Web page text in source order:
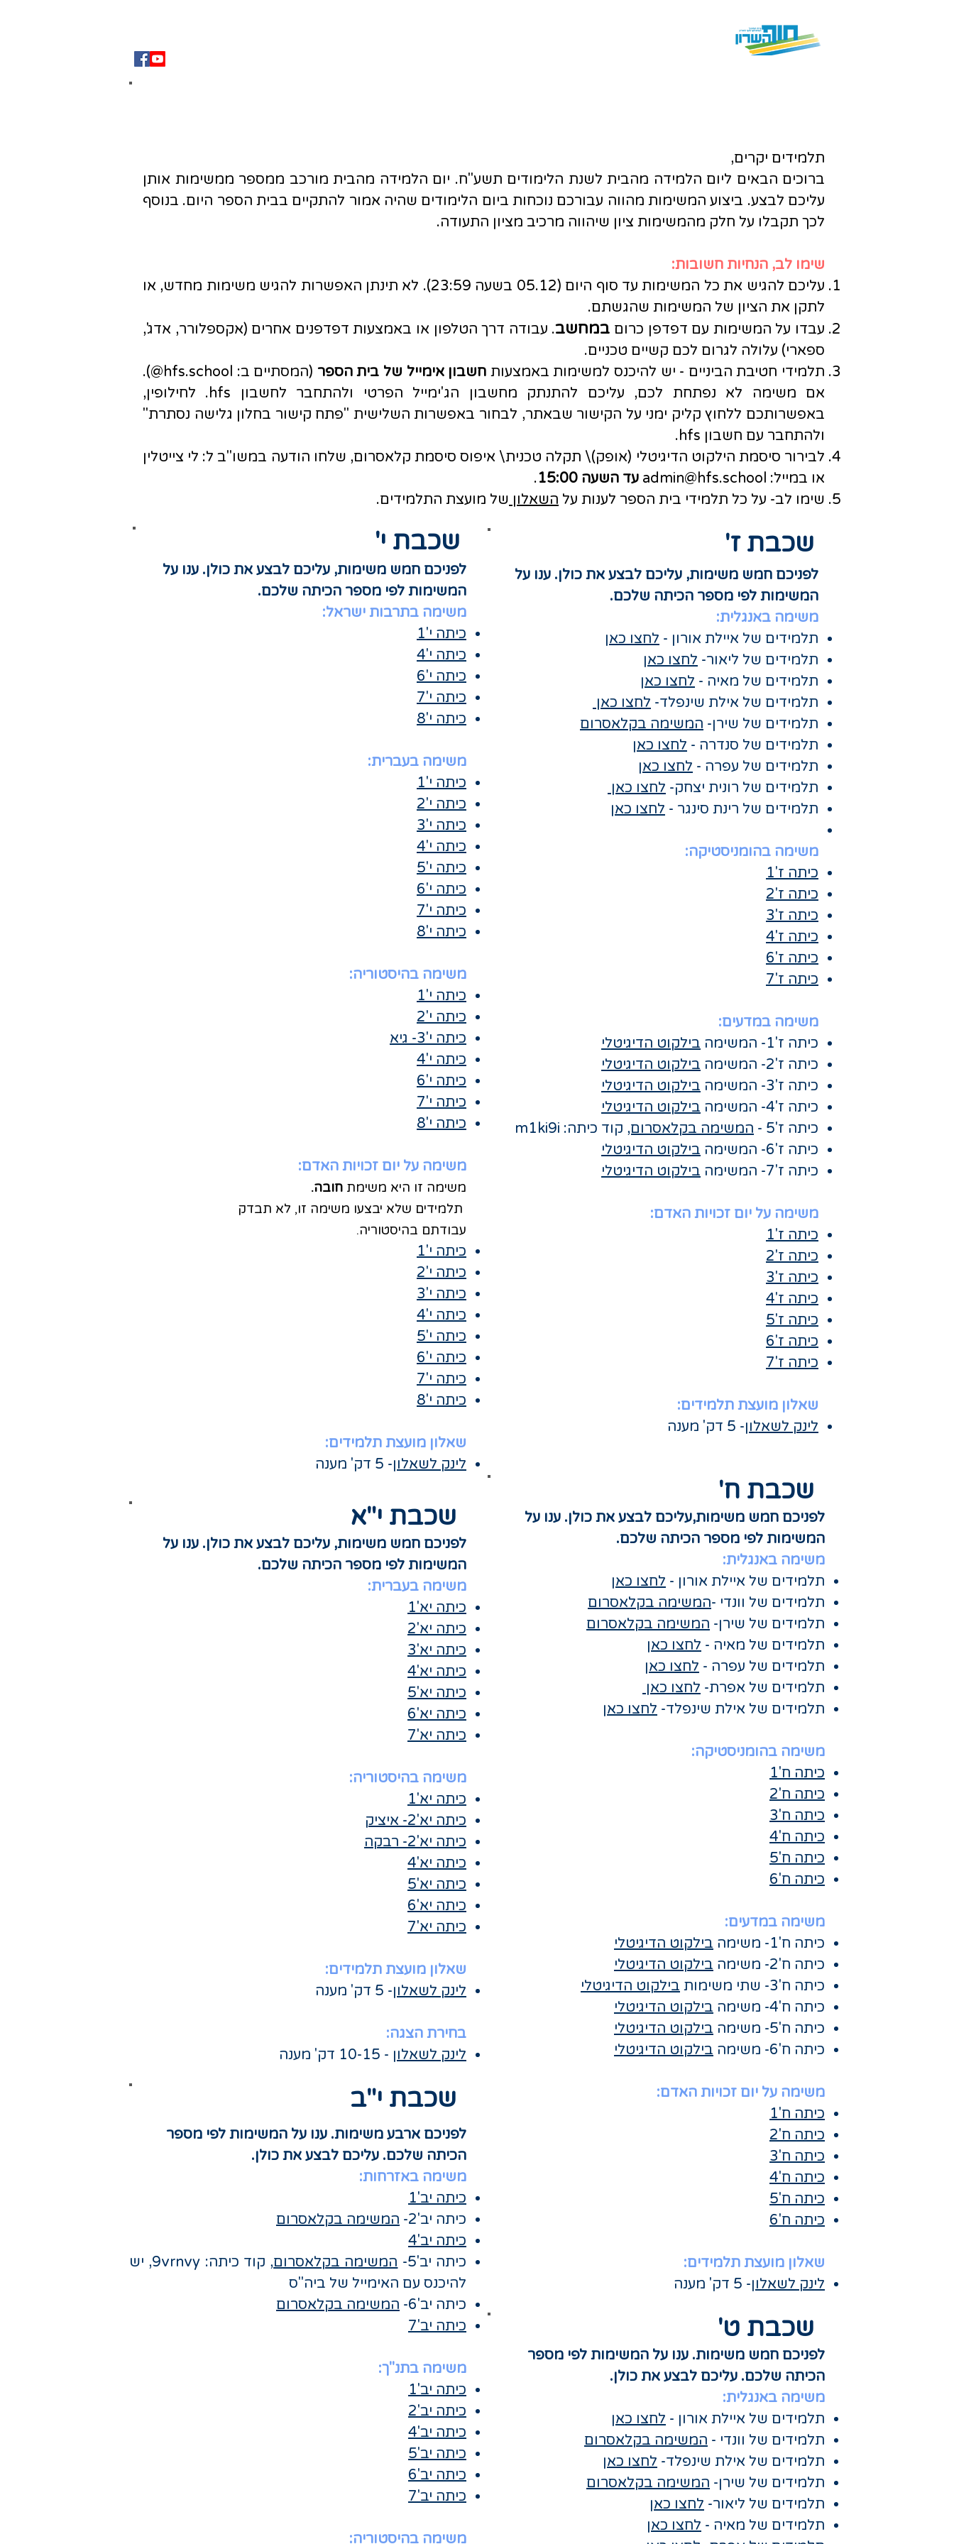
תלמידים יקרים,
ברוכים הבאים ליום הלמידה מהבית לשנת הלימודים תשע"ח. יום הלמידה מהבית מורכב ממספר ממשימות אותן
עליכם לבצע. ביצוע המשימות מהווה עבורכם נוכחות ביום הלימודים שהיה אמור להתקיים בבית הספר היום. בנוסף
לכך תקבלו על חלק מהמשימות ציון שיהווה מרכיב מציון התעודה.
שימו לב, הנחיות חשובות:
עליכם להגיש את כל המשימות עד סוף היום (05.12 בשעה 23:59). לא תינתן האפשרות להגיש משימות מחדש, או
לתקן את הציון של המשימות שהגשתם.
עבדו על המשימות עם דפדפן כרום במחשב. עבודה דרך הטלפון או באמצעות דפדפנים אחרים (אקספלורר, אדג',
ספארי) עלולה לגרום לכם קשיים טכניים.
תלמידי חטיבת הביניים - יש להיכנס למשימות באמצעות חשבון אימייל של בית הספר
(המסתיים ב: hfs.school@).
אם משימה לא נפתחת לכם, עליכם להתנתק מחשבון הג'ימייל הפרטי ולהתחבר לחשבון hfs. לחילופין,
באפשרותכם ללחוץ קליק ימני על הקישור שבאתר, לבחור באפשרות השלישית "פתח קישור בחלון גלישה נסתרת"
ולהתחבר עם חשבון hfs.
לבירור סיסמת הילקוט הדיגיטלי (אופק)\ תקלה טכנית\ איפוס סיסמת קלאסרום, שלחו הודעה במשו"ב ל: לי צייטלין
או במייל: admin@hfs.school עד השעה 15:00
.
שימו לב- על כל תלמידי בית הספר לענות על השאלון של מועצת התלמידים.
שכבת י'
​לפניכם חמש משימות, עליכם לבצע את כולן. ענו על
המשימות לפי מספר הכיתה שלכם.
משימה בתרבות ישראל:
כיתה י'1
כיתה י'4
כיתה י'6
כיתה י'7
כיתה י'8
משימה בעברית:
כיתה י'1
כיתה י'2
כיתה י'3
כיתה י'4
כיתה י'5
כיתה י'6
כיתה י'7
כיתה י'8
משימה בהיסטוריה:
כיתה י'1
כיתה י'2
כיתה י'3- גיא
כיתה י'4
כיתה י'6
כיתה י'7
כיתה י'8
משימה על יום זכויות האדם:
משימה זו היא משימת חובה.
תלמידים שלא יבצעו משימה זו, לא תבדק
עבודתם בהיסטוריה.
כיתה י'1
כיתה י'2
כיתה י'3
כיתה י'4
כיתה י'5
כיתה י'6
כיתה י'7
כיתה י'8
שאלון מועצת תלמידים:
לינק לשאלון- 5 דק' מענה
שכבת י"א
​לפניכם חמש משימות, עליכם לבצע את כולן. ענו על
המשימות לפי מספר הכיתה שלכם.
משימה בעברית:
כיתה יא'1
כיתה יא'2
כיתה יא'3
כיתה יא'4
כיתה יא'5
כיתה יא'6
כיתה יא'7
משימה בהיסטוריה:
כיתה יא'1
כיתה יא'2- איציק
כיתה יא'2- רבקה
כיתה יא'4
כיתה יא'5
כיתה יא'6
כיתה יא'7
שאלון מועצת תלמידים:
לינק לשאלון- 5 דק' מענה
בחירת הצגה:
לינק לשאלון - 10-15 דק' מענה
שכבת י"ב
​לפניכם ארבע משימות. ענו על המשימות לפי מספר
הכיתה שלכם. עליכם לבצע את כולן.
משימה באזרחות:
כיתה יב'1
כיתה יב'2-
המשימה בקלאסרום
כיתה יב'4
כיתה יב'5-
המשימה בקלאסרום
, קוד כיתה: 9vrnvy, יש
להיכנס עם האימייל של ביה"ס
כיתה יב'6-
המשימה בקלאסרום
כיתה יב'7
משימה בתנ"ך:
כיתה יב'1
כיתה יב'2
כיתה יב'4
כיתה יב'5
כיתה יב'6
כיתה יב'7
משימה בהיסטוריה:
שכבת ז'
​לפניכם חמש משימות, עליכם לבצע את כולן. ענו על
המשימות לפי מספר הכיתה שלכם.
משימה באנגלית:
תלמידים של איילת אורון​ - לחצו כאן
תלמידים של ליאור- לחצו כאן
תלמידים של מאיה - לחצו כאן
תלמידים של אילת שינפלד- לחצו כאן
תלמידים של שירן- המשימה בקלאסרום
תלמידים של סנדרה - לחצו כאן
תלמידים של עפרה - לחצו כאן
תלמידים של רונית יצחק- לחצו כאן
תלמידים של רינת סינגר - לחצו כאן
משימה בהומניסטיקה:
כיתה ז'1
כיתה ז'2
כיתה ז'3
כיתה ז'4
כיתה ז'6
כיתה ז'7
משימה במדעים:
כיתה ז'1- המשימה
בילקוט הדיגיטלי
כיתה ז'2- המשימה
בילקוט הדיגיטלי
כיתה ז'3- המשימה
בילקוט הדיגיטלי
כיתה ז'4- המשימה
בילקוט הדיגיטלי
כיתה ז'5 -
המשימה בקלאסרום, קוד כיתה: m1ki9i
כיתה ז'6- המשימה
בילקוט הדיגיטלי
כיתה ז'7- המשימה
בילקוט הדיגיטלי
משימה על יום זכויות האדם:
כיתה ז'1
כיתה ז'2
כיתה ז'3
כיתה ז'4
כיתה ז'5
כיתה ז'6
כיתה ז'7
שאלון מועצת תלמידים:
לינק לשאלון- 5 דק' מענה
שכבת ח'
​לפניכם חמש משימות,עליכם לבצע את כולן. ענו על
המשימות לפי מספר הכיתה שלכם.
משימה באנגלית:
תלמידים של איילת אורון​ - לחצו כאן
תלמידים של וונדי -המשימה בקלאסרום
תלמידים של שירן- המשימה בקלאסרום
תלמידים של מאיה - לחצו כאן
תלמידים של עפרה - לחצו כאן
תלמידים של אפרת- לחצו כאן
תלמידים של אילת שינפלד- לחצו כאן
משימה בהומניסטיקה:
כיתה ח'1
כיתה ח'2
כיתה ח'3
כיתה ח'4
כיתה ח'5
כיתה ח'6
משימה במדעים:
כיתה ח'1- משימה
בילקוט הדיגיטלי
כיתה ח'2- משימה
בילקוט הדיגיטלי
כיתה ח'3- שתי משימות
בילקוט הדיגיטלי
כיתה ח'4- משימה
בילקוט הדיגיטלי
כיתה ח'5- משימה
בילקוט הדיגיטלי
כיתה ח'6- משימה
בילקוט הדיגיטלי
משימה על יום זכויות האדם:
כיתה ח'1
כיתה ח'2
כיתה ח'3
כיתה ח'4
כיתה ח'5
כיתה ח'6
שאלון מועצת תלמידים:
לינק לשאלון- 5 דק' מענה
שכבת ט'
​לפניכם חמש משימות. ענו על המשימות לפי מספר
הכיתה שלכם. עליכם לבצע את כולן.
משימה באנגלית:
תלמידים של איילת אורון​ - לחצו כאן
תלמידים של וונדי - המשימה בקלאסרום
תלמידים של אילת שינפלד- לחצו כאן
תלמידים של שירן- המשימה בקלאסרום
תלמידים של ליאור- לחצו כאן
תלמידים של מאיה - לחצו כאן